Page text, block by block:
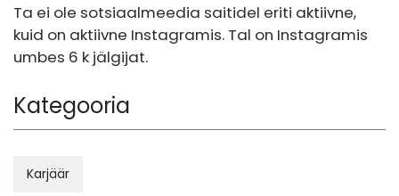
Ta ei ole sotsiaalmeedia saitidel eriti aktiivne,
kuid on aktiivne Instagramis. Tal on Instagramis
umbes 6 k jälgijat.
Kategooria
Karjäär